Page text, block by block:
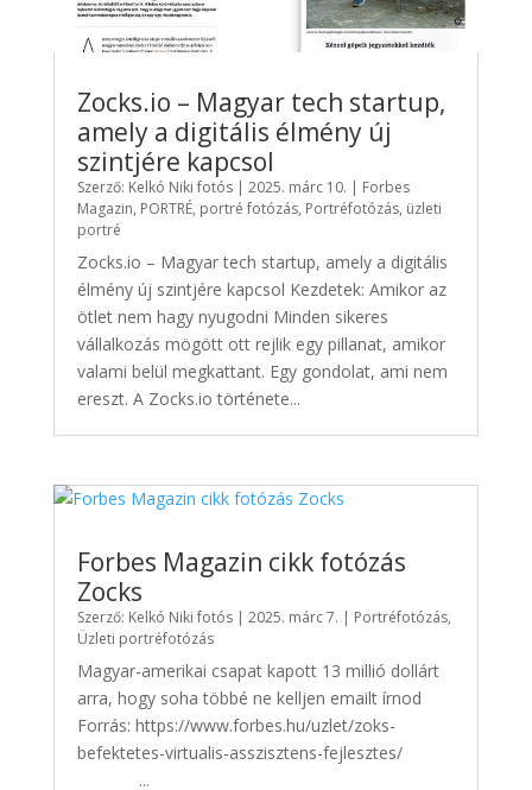
Zocks.io – Magyar tech startup,
amely a digitális élmény új
szintjére kapcsol
Szerző: Kelkó Niki fotós| 2025. márc 10. | Forbes
Magazin, PORTRÉ, portré fotózás, Portréfotózás, üzleti
portré
Zocks.io – Magyar tech startup, amely a digitális
élmény új szintjére kapcsol Kezdetek: Amikor az
ötlet nem hagy nyugodni Minden sikeres
vállalkozás mögött ott rejlik egy pillanat, amikor
valami belül megkattant. Egy gondolat, ami nem
ereszt. A Zocks.io története...
Forbes Magazin cikk fotózás
Zocks
Szerző: Kelkó Niki fotós| 2025. márc 7. Portréfotózás,
Üzleti portréfotózás
Magyar-amerikai csapat kapott 13 millió dollárt
arra, hogy soha többé ne kelljen emailt írnod
Forrás: https://www.forbes.hu/uzlet/zoks-
befektetes-virtualis-asszisztens-fejlesztes/
...